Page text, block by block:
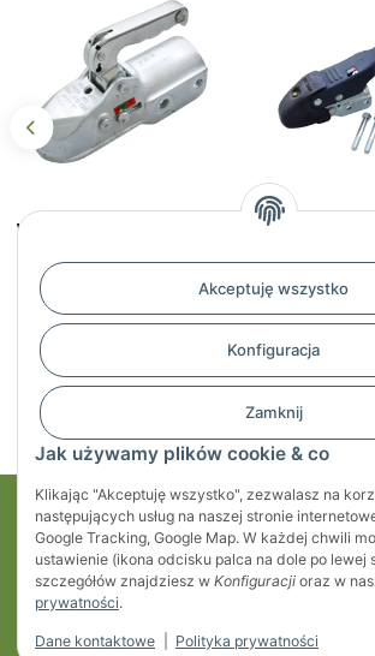
Akceptuję wszystko
Konfiguracja
Zamknij
Jak używamy plików cookie & co
Klikając "Akceptuję wszystko", zezwalasz na
następujących usług na naszej stronie
Google Tracking, Google Map. W każdej chwili
ustawienie (ikona odcisku palca na dole po lewej
szczegółów znajdziesz w Konfiguracji oraz w
prywatności.
Dane kontaktowe Polityka prywatności
WINTERHOFF - Zaczep
FI 60 mm, otwory 14,5 mm,
1860809
395,27 zł*
WINTERHOFF -
stabilizacji WS
mm, otwory
2.684,27 zł
Moje konto
Regulaminy